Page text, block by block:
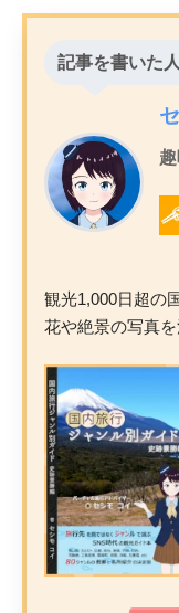
記事を書いた
観光1,000日超の
花や絶景の写真